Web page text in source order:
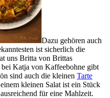
Dazu gehören auch
ist sicherlich die
uns Britta von Brittas
Katja von Kaffeebohne gibt
sind auch die kleinen Tarte
kleinen Salat ist ein Stück
für eine Mahlzeit.